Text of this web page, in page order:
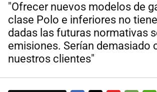
"Ofrecer nuevos modelos de
clase Polo e inferiores no
dadas las futuras normativas
emisiones. Serían demasiado
nuestros clientes"